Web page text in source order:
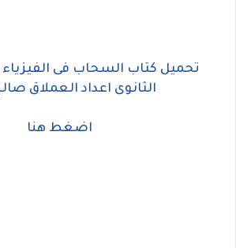
تحميل كتاب السحاب فى
الثانوى اعداد العملاق
اضغط هنا